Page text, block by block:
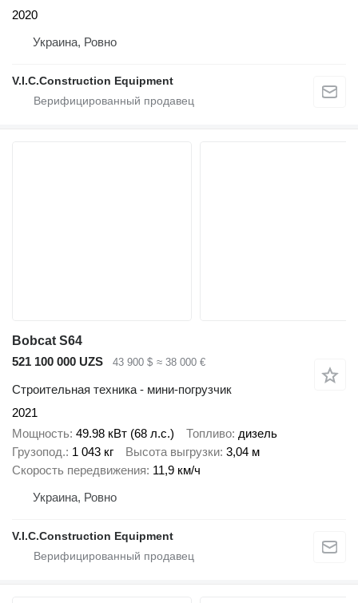
2020
Украина, Ровно
V.I.C.Construction Equipment
Bobcat S64
521 100 000 UZS
43 900 $ ≈ 38 000 €
Строительная техника - мини-погрузчик
2021
Мощность 49.98 кВт (68 л.с.) Топливо дизель
Грузопод. 1 043 кг Высота выгрузки 3,04 м
Скорость передвижения 11,9 км/ч
Украина, Ровно
V.I.C.Construction Equipment